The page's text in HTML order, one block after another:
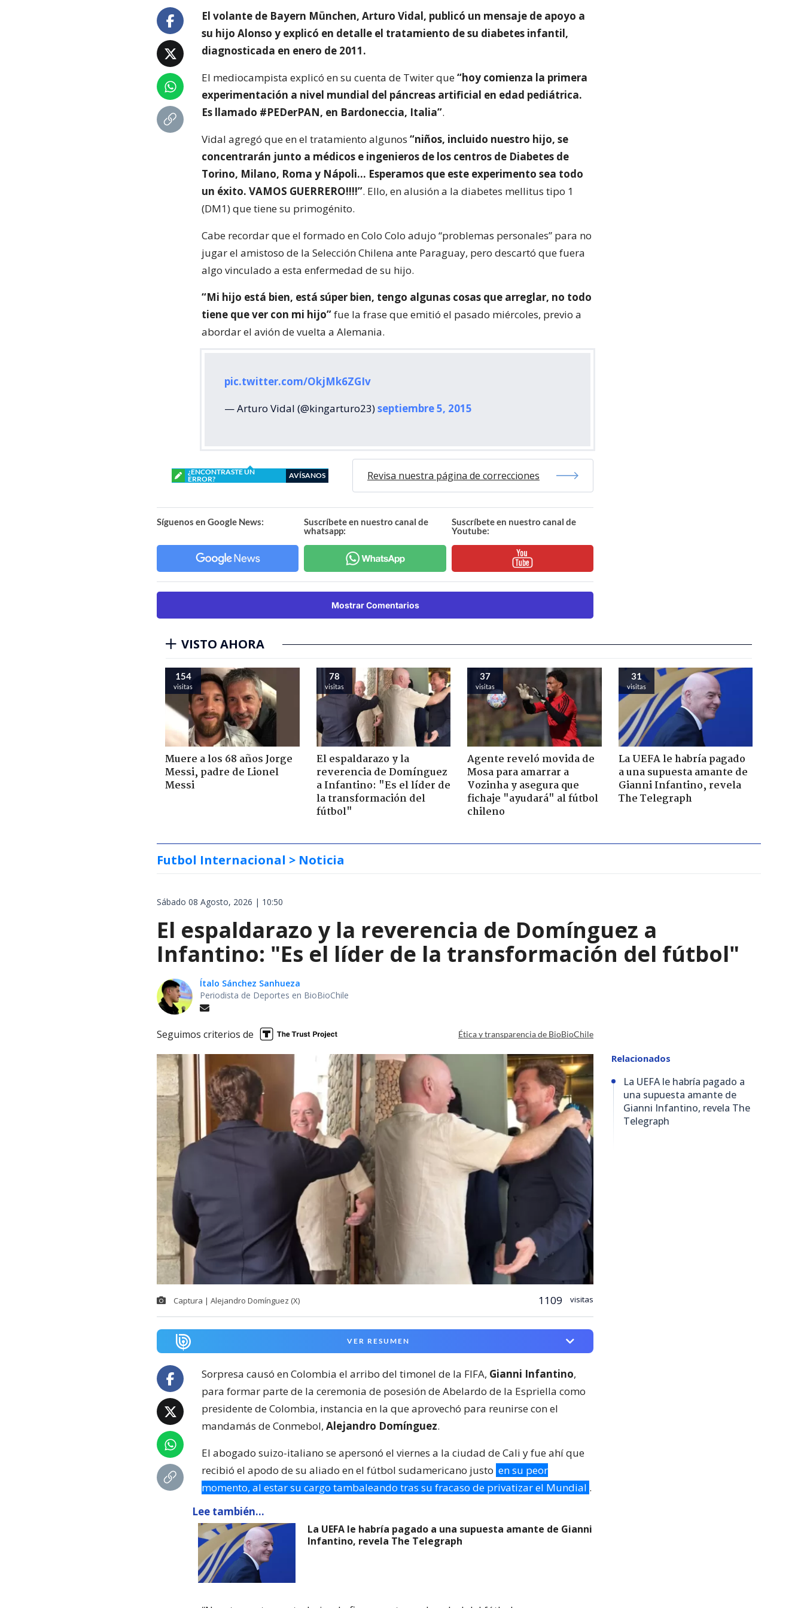
El volante de Bayern München, Arturo Vidal, publicó un mensaje de apoyo a
su hijo Alonso y explicó en detalle el tratamiento de su diabetes infantil,
diagnosticada en enero de 2011.
El mediocampista explicó en su cuenta de Twiter que“hoy comienza la primera
experimentación a nivel mundial del páncreas artificial en edad pediátrica.
Es llamado #PEDerPAN, en Bardoneccia, Italia”.
Vidal agregó que en el tratamiento algunos “niños, incluido nuestro hijo, se
concentrarán junto a médicos e ingenieros de los centros de Diabetes de
Torino, Milano, Roma y Nápoli… Esperamos que este experimento sea todo
un éxito. VAMOS GUERRERO!!!!”. Ello, en alusión a la diabetes mellitus tipo 1
(DM1) que tiene su primogénito.
Cabe recordar que el formado en Colo Colo adujo “problemas personales” para no
jugar el amistoso de la Selección Chilena ante Paraguay, pero descartó que fuera
algo vinculado a esta enfermedad de su hijo.
“Mi hijo está bien, está súper bien, tengo algunas cosas que arreglar, no todo
tiene que ver con mi hijo”fue la frase que emitió el pasado miércoles, previo a
abordar el avión de vuelta a Alemania.
pic.twitter.com/OkjMk6ZGIv
— Arturo Vidal (@kingarturo23)septiembre 5, 2015
¿ENCONTRASTE UN
ERROR?
AVÍSANOS Revisa nuestra página de correcciones
Síguenos en Google News:
Suscríbete en nuestro canal de
whatsapp:
Suscríbete en nuestro canal de
Youtube:
Mostrar Comentarios
VISTO AHORA
154
visitas
Muere a los 68 años Jorge
Messi, padre de Lionel
Messi
78
visitas
El espaldarazo y la
reverencia de Domínguez
a Infantino: "Es el líder de
la transformación del
fútbol"
37
visitas
Agente reveló movida de
Mosa para amarrar a
Vozinha y asegura que
fichaje "ayudará" al fútbol
chileno
31
visitas
La UEFA le habría pagado
a una supuesta amante de
Gianni Infantino, revela
The Telegraph
Futbol Internacional > Noticia
Sábado 08 Agosto, 2026 | 10:50
El espaldarazo y la reverencia de Domínguez a
Infantino: "Es el líder de la transformación del fútbol"
Ítalo Sánchez Sanhueza
Periodista de Deportes en BioBioChile
Seguimos criterios de Ética y transparencia de BioBioChile
Captura | Alejandro Domínguez (X) 1109 visitas
VER RESUMEN
Sorpresa causó en Colombia el arribo del timonel de la FIFA, Gianni Infantino,
para formar parte de la ceremonia de posesión de Abelardo de la Espriella como
presidente de Colombia, instancia en la que aprovechó para reunirse con el
mandamás de Conmebol, Alejandro Domínguez.
El abogado suizo-italiano se apersonó el viernes a la ciudad de Cali y fue ahí que
recibió el apodo de su aliado en el fútbol sudamericano justo en su peor
momento, al estar su cargo tambaleando tras su fracaso de privatizar el Mundial .
Lee también...
La UEFA le habría pagado a una supuesta amante de Gianni
Infantino, revela The Telegraph
Relacionados
La UEFA le habría pagado a
una supuesta amante de
Gianni Infantino, revela The
Telegraph